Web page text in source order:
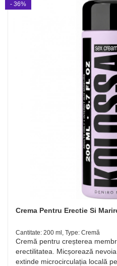
Crema Pentru Erectie Si
Cantitate: 200 ml, Type: Cremă
Cremă pentru creșterea
erectilitatea. Micșorează
extinde microcirculația locală
- 36%